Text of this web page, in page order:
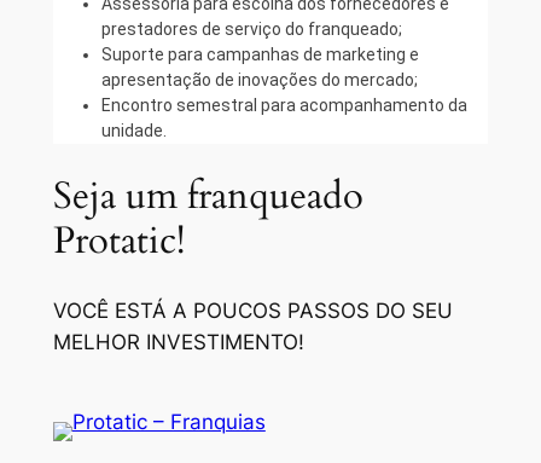
prestadores de serviço do franqueado;
Suporte para campanhas de marketing e
apresentação de inovações do mercado;
Encontro semestral para acompanhamento da
unidade.
Seja um franqueado
Protatic!
VOCÊ ESTÁ A POUCOS PASSOS DO SEU
MELHOR INVESTIMENTO!